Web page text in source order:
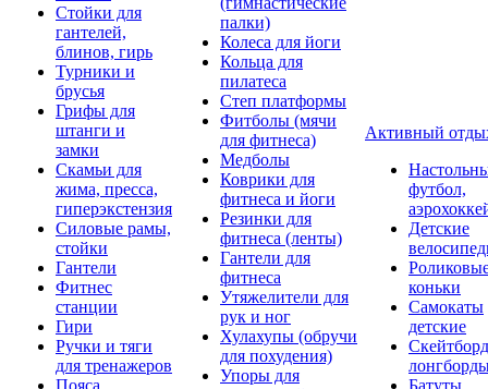
Стойки для
гантелей,
блинов, гирь
Турники и
брусья
Грифы для
штанги и
замки
Скамьи для
жима, пресса,
гиперэкстензия
Силовые рамы,
стойки
Гантели
Фитнес
станции
Гири
Ручки и тяги
для тренажеров
Пояса
палки)
Колеса для йоги
Кольца для
пилатеса
Степ платформы
Фитболы (мячи
для фитнеса)
Медболы
Коврики для
фитнеса и йоги
Резинки для
фитнеса (ленты)
Гантели для
фитнеса
Утяжелители для
рук и ног
Хулахупы (обручи
для похудения)
Упоры для
Активный
футбол,
Детские
коньки
Самокаты
детские
Батуты